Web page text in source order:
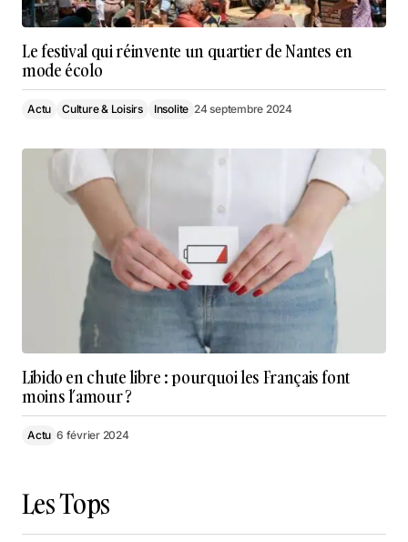
Le festival qui réinvente un quartier de Nantes en
mode écolo
Actu Culture & Loisirs Insolite 24 septembre 2024
Libido en chute libre : pourquoi les Français font
moins l’amour ?
Actu 6 février 2024
Les Tops